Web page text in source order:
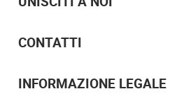
CONTATTI
INFORMAZIONE LEGALE